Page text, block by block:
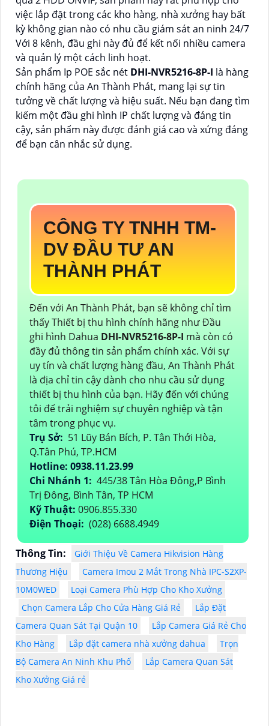
việc lắp đặt trong các kho hàng, nhà xưởng hay bất
kỳ không gian nào có nhu cầu giám sát an ninh 24/7
Với 8 kênh, đầu ghi này đủ để kết nối nhiều camera
và quản lý một cách linh hoạt.
Sản phẩm Ip POE sắc nét DHI-NVR5216-8P-I là hàng
chính hãng của An Thành Phát, mang lại sự tin
tưởng về chất lượng và hiệu suất. Nếu bạn đang tìm
kiếm một đầu ghi hình IP chất lượng và đáng tin
cậy, sản phẩm này được đánh giá cao và xứng đáng
để bạn cân nhắc sử dụng.
CÔNG TY TNHH TM-
DV ĐẦU TƯ AN
THÀNH PHÁT
Đến với An Thành Phát, bạn sẽ không chỉ tìm
thấy Thiết bị thu hình chính hãng như Đầu
ghi hình Dahua DHI-NVR5216-8P-I mà còn có
đầy đủ thông tin sản phẩm chính xác. Với sự
uy tín và chất lượng hàng đầu, An Thành Phát
là địa chỉ tin cậy dành cho nhu cầu sử dụng
thiết bị thu hình của bạn. Hãy đến với chúng
tôi để trải nghiệm sự chuyên nghiệp và tận
tâm trong phục vụ.
Trụ Sở: 51 Lũy Bán Bích, P. Tân Thới Hòa,
Q.Tân Phú, TP.HCM
Hotline: 0938.11.23.99
Chi Nhánh 1: 445/38 Tân Hòa Đông,P Bình
Trị Đông, Bình Tân, TP HCM
Kỹ Thuật: 0906.855.330
Điện Thoại: (028) 6688.4949
Thông Tin:
Giới Thiệu Về Camera Hikvision Hàng
Thương Hiệu
Camera Imou 2 Mắt Trong Nhà IPC-S2XP-
10M0WED
Loại Camera Phù Hợp Cho Kho Xưởng
Chọn Camera Lắp Cho Cửa Hàng Giá Rẻ
Lắp Đặt
Camera Quan Sát Tại Quận 10
Lắp Camera Giá Rẻ Cho
Kho Hàng
Lắp đặt camera nhà xưởng dahua
Trọn
Bộ Camera An Ninh Khu Phố
Lắp Camera Quan Sát
Kho Xưởng Giá rẻ